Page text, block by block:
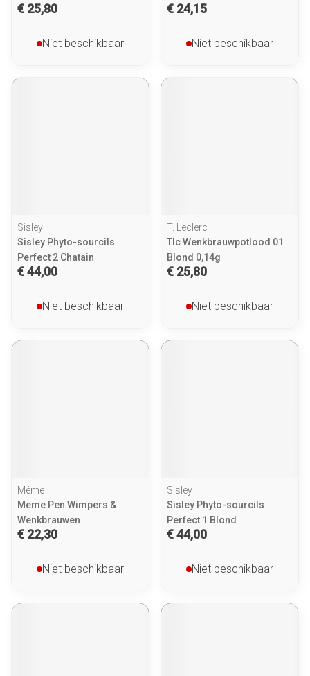
€ 25,80
Niet beschikbaar
€ 24,15
Niet beschikbaar
Sisley
Sisley Phyto-sourcils
Perfect 2 Chatain
€ 44,00
Niet beschikbaar
T. Leclerc
Tlc Wenkbrauwpotlood 01
Blond 0,14g
€ 25,80
Niet beschikbaar
Même
Meme Pen Wimpers &
Wenkbrauwen
€ 22,30
Niet beschikbaar
Sisley
Sisley Phyto-sourcils
Perfect 1 Blond
€ 44,00
Niet beschikbaar